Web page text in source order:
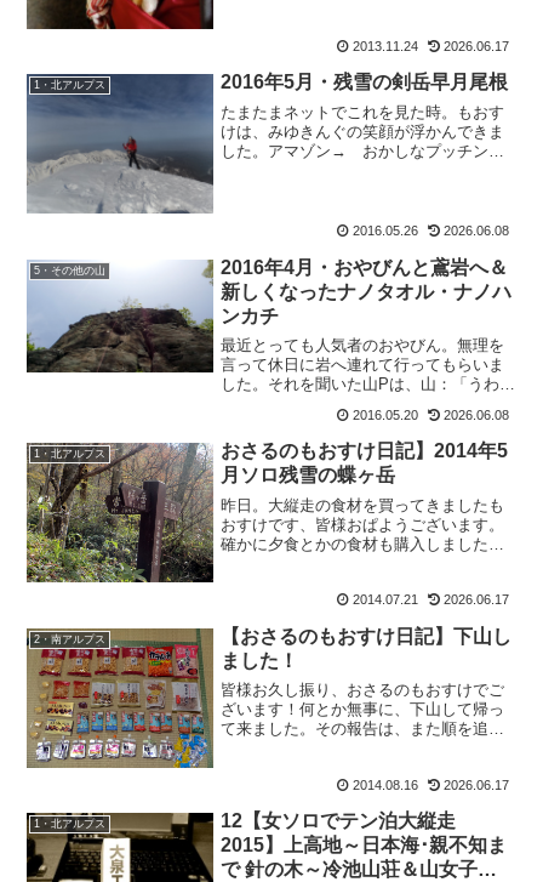
2013.11.24 2026.06.17
1・北アルプス 2016年5月・残雪の剣岳早月尾根
たまたまネットでこれを見た時。もおす
けは、みゆきんぐの笑顔が浮かんできま
した。アマゾン→ おかしなプッチンプ
売ってるんですねー。...
2016.05.26 2026.06.08
5・その他の山
2016年4月・おやびんと鳶岩へ＆
新しくなったナノタオル・ナノハ
ンカチ
最近とっても人気者のおやびん。無理を
言って休日に岩へ連れて行ってもらいま
した。それを聞いた山Pは、山：「うわ、
いいないいないいなーーー。」と連発し
てました。確実に私が連れて行ってもら
うより、山Pが行った方...
2016.05.20 2026.06.08
1・北アルプス
おさるのもおすけ日記】2014年5
月ソロ残雪の蝶ヶ岳
昨日。大縦走の食材を買ってきましたも
おすけです、皆様おぱようございます。
確かに夕食とかの食材も購入しましたけ
きっと私が独り暮らしだとは思っていま
2014.07.21 2026.06.17
2・南アルプス
【おさるのもおすけ日記】下山し
ました！
皆様お久し振り、おさるのもおすけでご
ざいます！何とか無事に、下山して帰っ
て来ました。その報告は、また順を追っ
標で唯一お会いできた山ガールのさっち
ゃん。小河内非難小屋の支...
2014.08.16 2026.06.17
1・北アルプス
12【女ソロでテン泊大縦走
2015】上高地～日本海･親不知ま
で 針の木～冷池山荘＆山女子お